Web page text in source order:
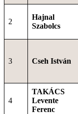
2
Hajnal
Szabolcs
3 Cseh István
4
TAKÁCS
Levente
Ferenc